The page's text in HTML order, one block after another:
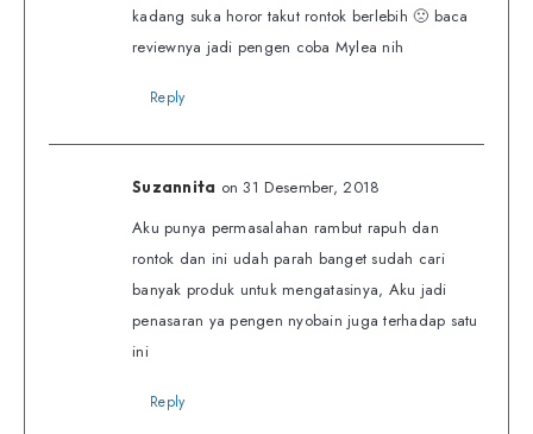
kadang suka horor takut rontok berlebih 🙁 baca
reviewnya jadi pengen coba Mylea nih
Reply
Suzannita on 31 Desember, 2018
Aku punya permasalahan rambut rapuh dan
rontok dan ini udah parah banget sudah cari
banyak produk untuk mengatasinya, Aku jadi
penasaran ya pengen nyobain juga terhadap satu
ini
Reply